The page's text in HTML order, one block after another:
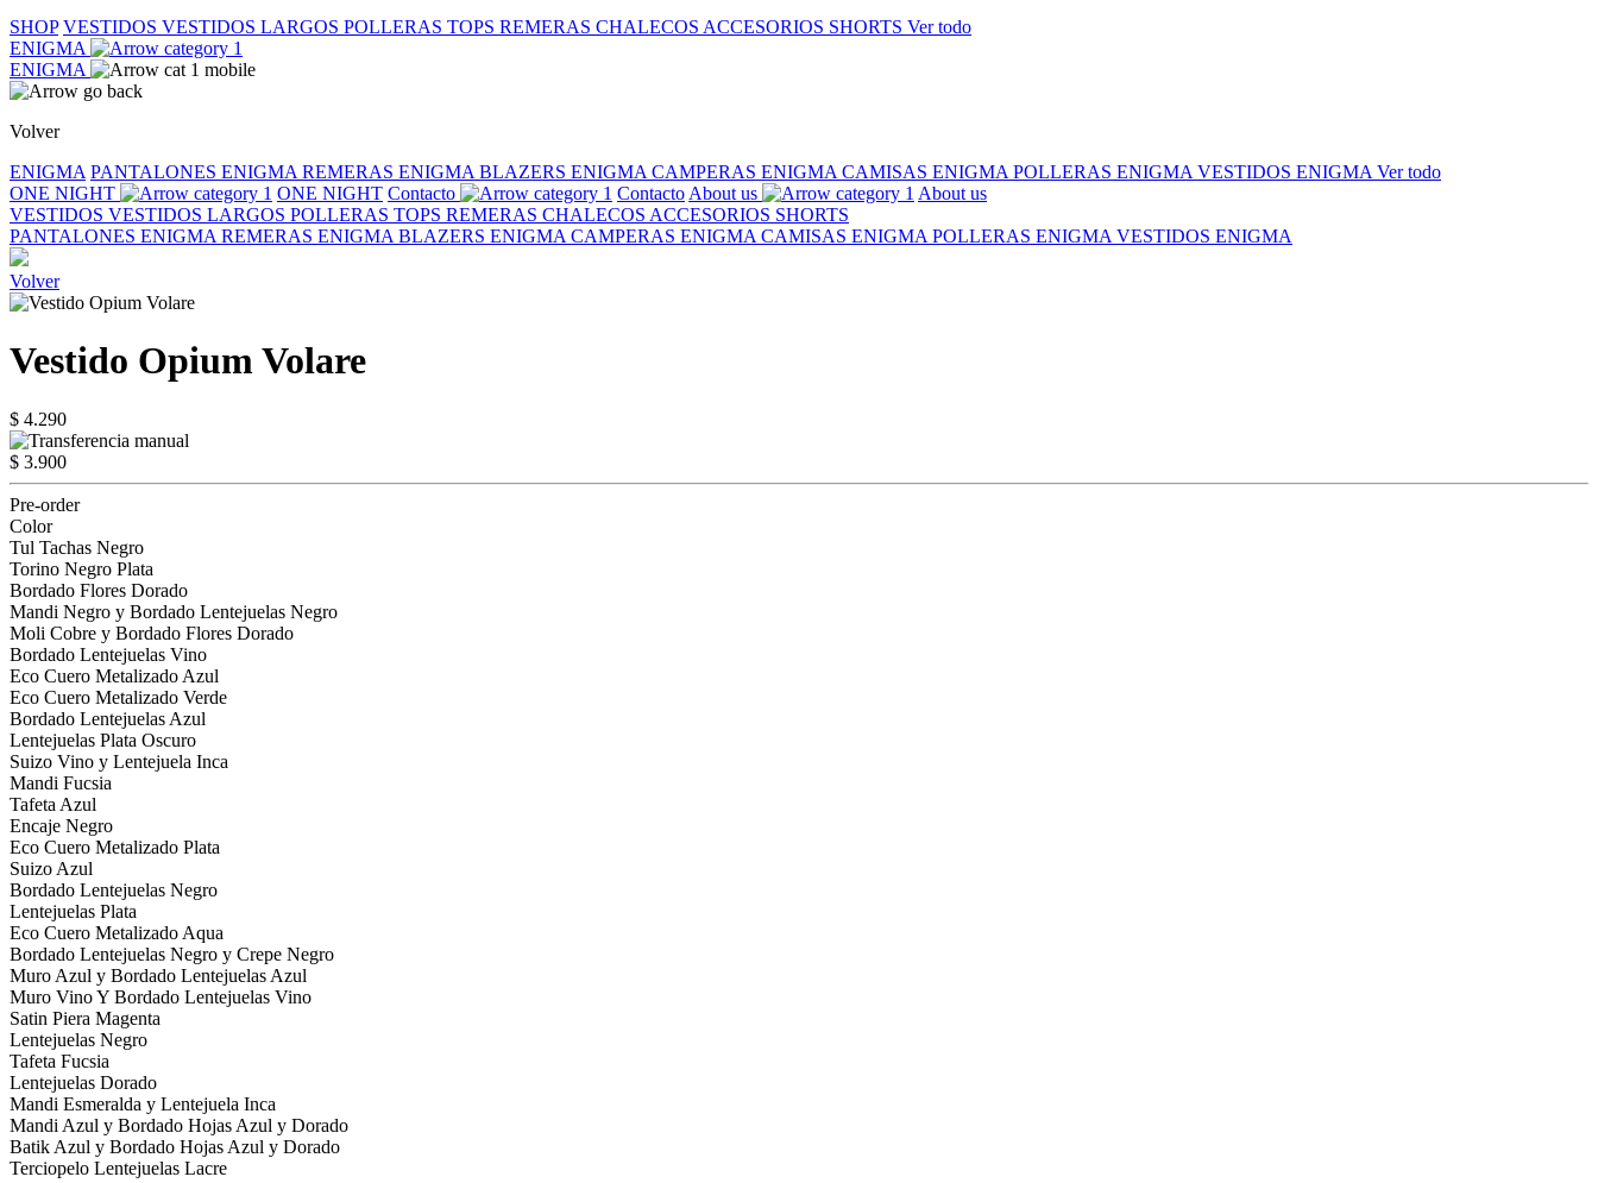
SHOP VESTIDOS VESTIDOS LARGOS POLLERAS TOPS REMERAS CHALECOS ACCESORIOS SHORTS Ver todo
ENIGMA
ENIGMA
Volver
ENIGMA PANTALONES ENIGMA REMERAS ENIGMA BLAZERS ENIGMA CAMPERAS ENIGMA CAMISAS ENIGMA POLLERAS ENIGMA VESTIDOS ENIGMA Ver todo
ONE NIGHT
ONE NIGHT Contacto Contacto About us
About us
VESTIDOS VESTIDOS LARGOS POLLERAS TOPS REMERAS CHALECOS ACCESORIOS SHORTS
PANTALONES ENIGMA REMERAS ENIGMA BLAZERS ENIGMA CAMPERAS ENIGMA CAMISAS ENIGMA POLLERAS ENIGMA VESTIDOS ENIGMA
Volver
Vestido Opium Volare
$ 4.290
$ 3.900
Pre-order
Color
Tul Tachas Negro
Torino Negro Plata
Bordado Flores Dorado
Mandi Negro y Bordado Lentejuelas Negro
Moli Cobre y Bordado Flores Dorado
Bordado Lentejuelas Vino
Eco Cuero Metalizado Azul
Eco Cuero Metalizado Verde
Bordado Lentejuelas Azul
Lentejuelas Plata Oscuro
Suizo Vino y Lentejuela Inca
Mandi Fucsia
Tafeta Azul
Encaje Negro
Eco Cuero Metalizado Plata
Suizo Azul
Bordado Lentejuelas Negro
Lentejuelas Plata
Eco Cuero Metalizado Aqua
Bordado Lentejuelas Negro y Crepe Negro
Muro Azul y Bordado Lentejuelas Azul
Muro Vino Y Bordado Lentejuelas Vino
Satin Piera Magenta
Lentejuelas Negro
Tafeta Fucsia
Lentejuelas Dorado
Mandi Esmeralda y Lentejuela Inca
Mandi Azul y Bordado Hojas Azul y Dorado
Batik Azul y Bordado Hojas Azul y Dorado
Terciopelo Lentejuelas Lacre